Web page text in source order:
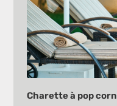
Charette à pop corn